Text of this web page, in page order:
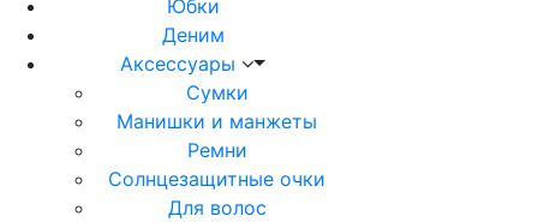
Юбки
Деним
Аксессуары
Сумки
Манишки и манжеты
Ремни
Солнцезащитные очки
Для волос